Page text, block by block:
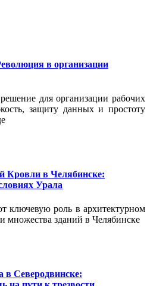
в организации
для организации рабочих
защиту данных и простоту
Кровли в Челябинске:
Урала
ключевую роль в архитектурном
множества зданий в Челябинске
в Северодвинске: